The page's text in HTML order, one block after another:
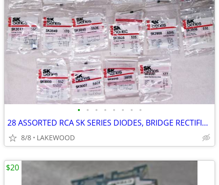
• • • • • • • •
28 ASSORTED RCA SK SERIES DIODES, BRIDGE RECTIFIERS, FAST RECOVERY
8/8 LAKEWOOD
$20